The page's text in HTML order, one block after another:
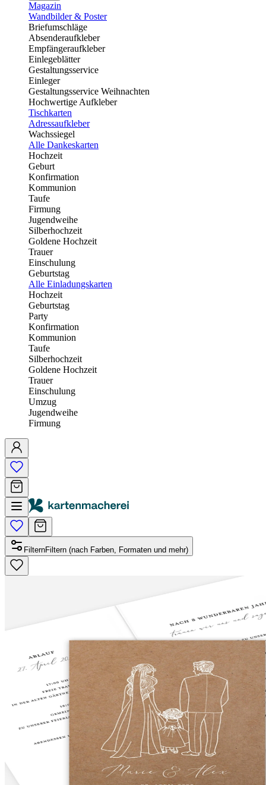
Magazin
Wandbilder & Poster
Briefumschläge
Absenderaufkleber
Empfängeraufkleber
Einlegeblätter
Gestaltungsservice
Einleger
Gestaltungsservice Weihnachten
Hochwertige Aufkleber
Tischkarten
Adressaufkleber
Wachssiegel
Alle Dankeskarten
Hochzeit
Geburt
Konfirmation
Kommunion
Taufe
Firmung
Jugendweihe
Silberhochzeit
Goldene Hochzeit
Trauer
Einschulung
Geburtstag
Alle Einladungskarten
Hochzeit
Geburtstag
Party
Konfirmation
Kommunion
Taufe
Silberhochzeit
Goldene Hochzeit
Trauer
Einschulung
Umzug
Jugendweihe
Firmung
FilternFiltern (nach Farben, Formaten und mehr)